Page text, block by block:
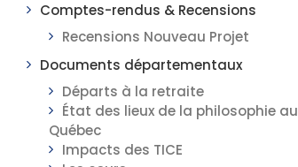
Comptes-rendus & Recensions
Recensions Nouveau Projet
Documents départementaux
Départs à la retraite
État des lieux de la philosophie au
Québec
Impacts des TICE